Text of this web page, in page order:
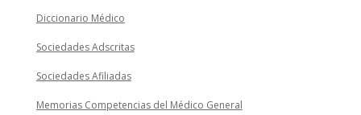
Diccionario Médico
Sociedades Adscritas
Sociedades Afiliadas
Memorias Competencias del Médico General